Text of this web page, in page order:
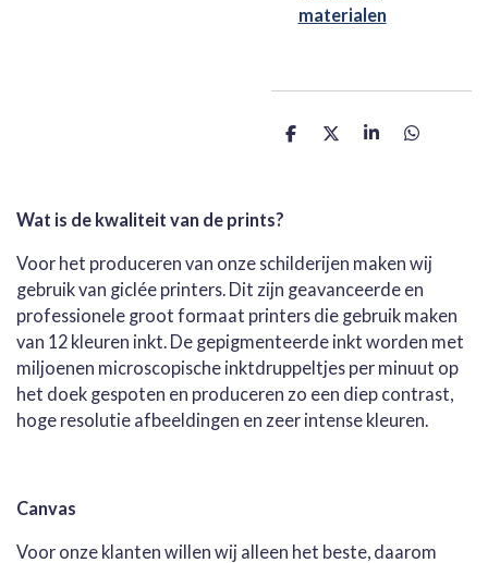
materialen
D
D
S
D
Wat is de kwaliteit van de prints?
Voor het produceren van onze schilderijen maken wij
gebruik van giclée printers. Dit zijn geavanceerde en
professionele groot formaat printers die gebruik maken
van 12 kleuren inkt. De gepigmenteerde inkt worden met
miljoenen microscopische inktdruppeltjes per minuut op
het doek gespoten en produceren zo een diep contrast,
hoge resolutie afbeeldingen en zeer intense kleuren.
Canvas
Voor onze klanten willen wij alleen het beste, daarom